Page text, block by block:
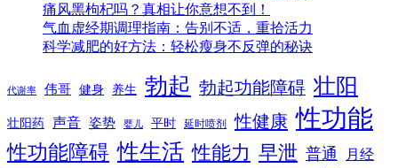
痛风黑枸杞吗？真相让你意想不到！
气血虚经期调理指南：告别不适，重拾活力
科学减肥的好方法：轻松瘦身不反弹的秘诀
代谢率 伟哥 健身 养生 勃起 勃起功能障碍 壮阳
壮阳药 声音 姿势 婴儿 平时 延时喷剂 性健康 性功能
性功能障碍 性生活 性能力 早泄 普通 月经